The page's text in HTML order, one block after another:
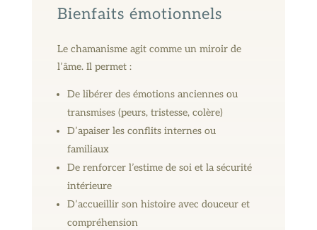
Bienfaits émotionnels
Le chamanisme agit comme un miroir de
l’âme. Il permet :
De libérer des émotions anciennes ou
transmises (peurs, tristesse, colère)
D’apaiser les conflits internes ou
familiaux
De renforcer l’estime de soi et la sécurité
intérieure
D’accueillir son histoire avec douceur et
compréhension